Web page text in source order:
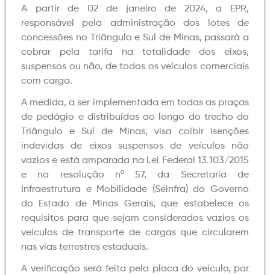
A partir de 02 de janeiro de 2024, a EPR,
responsável pela administração dos lotes de
concessões no Triângulo e Sul de Minas, passará a
cobrar pela tarifa na totalidade dos eixos,
suspensos ou não, de todos os veículos comerciais
com carga.
A medida, a ser implementada em todas as praças
de pedágio e distribuídas ao longo do trecho do
Triângulo e Sul de Minas, visa coibir isenções
indevidas de eixos suspensos de veículos não
vazios e está amparada na Lei Federal 13.103/2015
e na resolução nº 57, da Secretaria de
Infraestrutura e Mobilidade (Seinfra) do Governo
do Estado de Minas Gerais, que estabelece os
requisitos para que sejam considerados vazios os
veículos de transporte de cargas que circularem
nas vias terrestres estaduais.
A verificação será feita pela placa do veículo, por